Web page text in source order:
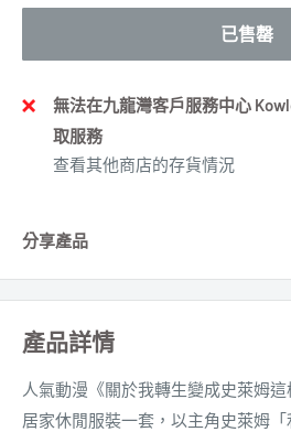
已售罄
無法在九龍灣客戶服務中心
取服務
查看其他商店的存貨情況
分享產品
產品詳情
人氣動漫《關於我轉生變成史萊姆
居家休閒服裝一套，以主角史萊姆